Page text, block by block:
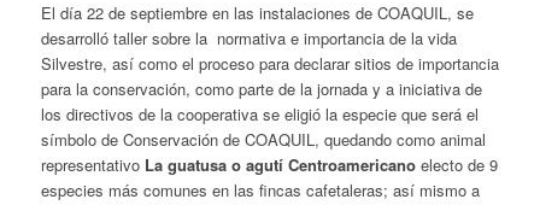
El día 22 de septiembre en las instalaciones de COAQUIL, se
desarrolló taller sobre la normativa e importancia de la vida
Silvestre, así como el proceso para declarar sitios de importancia
para la conservación, como parte de la jornada y a iniciativa de
los directivos de la cooperativa se eligió la especie que será el
símbolo de Conservación de COAQUIL, quedando como animal
representativo La guatusa o agutí Centroamericanoelecto de 9
especies más comunes en las fincas cafetaleras; así mismo a